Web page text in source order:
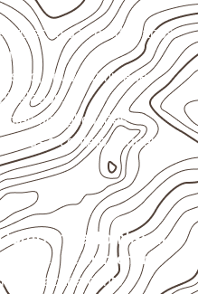
proteção das bordas após
solo, chuva, umidade
de aplicações
a contato frequente
Naval
de marcenaria
e acabamento.